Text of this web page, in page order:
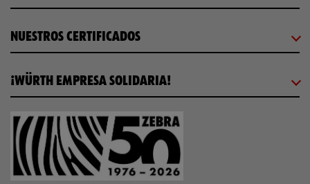
NUESTROS CERTIFICADOS
¡WÜRTH EMPRESA SOLIDARIA!